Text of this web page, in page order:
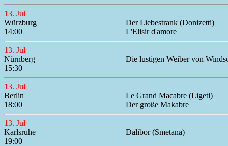
13. Jul
Würzburg
Der Liebestrank (Donizetti)
14:00
L'Elisir d'amore
13. Jul
Nürnberg
Die lustigen Weiber von
15:30
13. Jul
Berlin
Le Grand Macabre (Ligeti)
18:00
Der große Makabre
13. Jul
Karlsruhe
Dalibor (Smetana)
19:00